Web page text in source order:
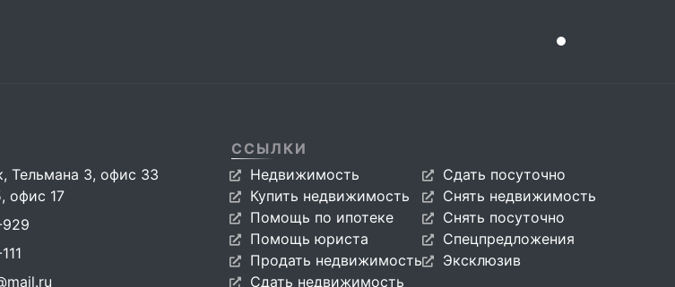
Тельмана 3, офис 33
офис 17
ССЫЛКИ
Недвижимость
Купить недвижимость
Помощь по ипотеке
Помощь юриста
Продать недвижимость
Сдать недвижимость
Сдать посуточно
Снять недвижимость
Снять посуточно
Спецпредложения
Эксклюзив